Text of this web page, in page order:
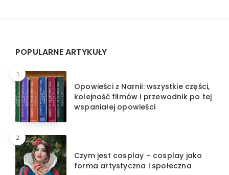
POPULARNE ARTYKUŁY
1
Opowieści z Narnii: wszystkie części,
kolejność filmów i przewodnik po tej
wspaniałej opowieści
2
Czym jest cosplay – cosplay jako
forma artystyczna i społeczna